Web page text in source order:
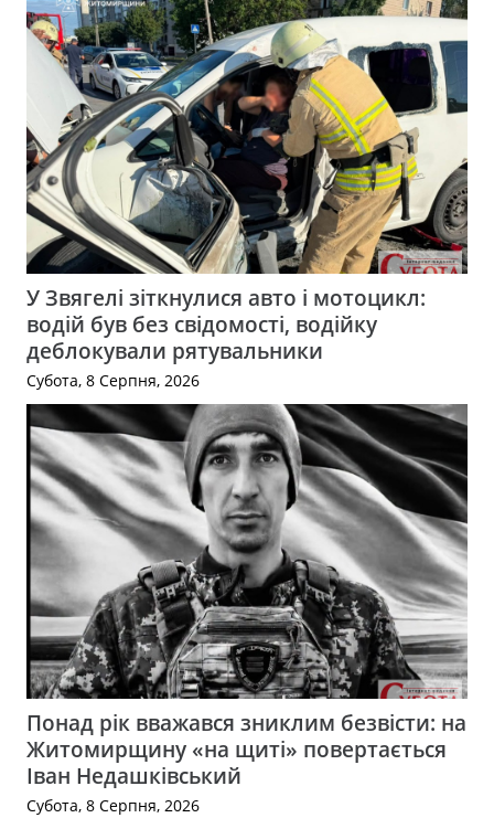
У Звягелі зіткнулися авто і мотоцикл:
водій був без свідомості, водійку
деблокували рятувальники
Субота, 8 Серпня, 2026
Понад рік вважався зниклим безвісти: на
Житомирщину «на щиті» повертається
Іван Недашківський
Субота, 8 Серпня, 2026